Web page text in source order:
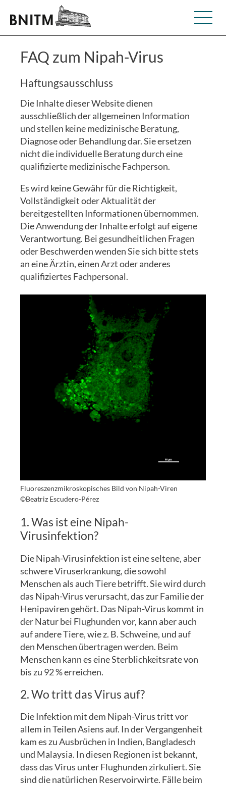
FAQ zum Nipah-Virus
Haftungsausschluss
Die Inhalte dieser Website dienen
ausschließlich der allgemeinen Information
und stellen keine medizinische Beratung,
Diagnose oder Behandlung dar. Sie ersetzen
nicht die individuelle Beratung durch eine
qualifizierte medizinische Fachperson.
Es wird keine Gewähr für die Richtigkeit,
Vollständigkeit oder Aktualität der
bereitgestellten Informationen übernommen.
Die Anwendung der Inhalte erfolgt auf eigene
Verantwortung. Bei gesundheitlichen Fragen
oder Beschwerden wenden Sie sich bitte stets
an eine Ärztin, einen Arzt oder anderes
qualifiziertes Fachpersonal.
Fluoreszenzmikroskopisches Bild von Nipah-Viren
©Beatriz Escudero-Pérez
1. Was ist eine Nipah-
Virusinfektion?
Die Nipah-Virusinfektion ist eine seltene, aber
schwere Viruserkrankung, die sowohl
Menschen als auch Tiere betrifft. Sie wird durch
das Nipah-Virus verursacht, das zur Familie der
Henipaviren gehört. Das Nipah-Virus kommt in
der Natur bei Flughunden vor, kann aber auch
auf andere Tiere, wie z. B. Schweine, und auf
den Menschen übertragen werden. Beim
Menschen kann es eine Sterblichkeitsrate von
bis zu 92 % erreichen.
2. Wo tritt das Virus auf?
Die Infektion mit dem Nipah-Virus tritt vor
allem in Teilen Asiens auf. In der Vergangenheit
kam es zu Ausbrüchen in Indien, Bangladesch
und Malaysia. In diesen Regionen ist bekannt,
dass das Virus unter Flughunden zirkuliert. Sie
sind die natürlichen Reservoirwirte. Fälle beim